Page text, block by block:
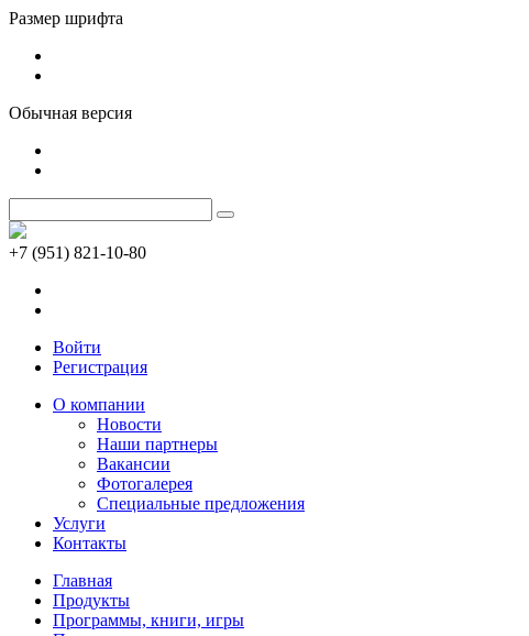
Размер шрифта
Обычная версия
+7 (951) 821-10-80
Войти
Регистрация
О компании
Новости
Наши партнеры
Вакансии
Фотогалерея
Специальные предложения
Услуги
Контакты
Главная
Продукты
Программы, книги, игры